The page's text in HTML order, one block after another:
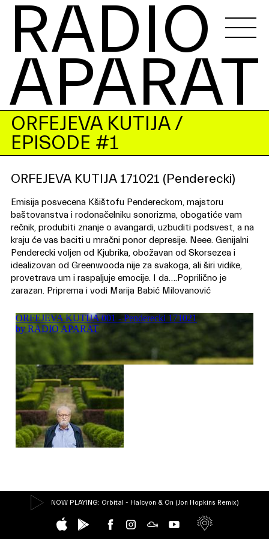
RADIO
APARAT
ORFEJEVA KUTIJA/
EPISODE #1
ORFEJEVA KUTIJA 171021 (Penderecki)
Emisija posvecena Kšištofu Pendereckom, majstoru
baštovanstva i rodonačelniku sonorizma, obogatiće vam
rečnik, produbiti znanje o avangardi, uzbuditi podsvest, a na
kraju će vas baciti u mračni ponor depresije. Neee. Genijalni
Penderecki voljen od Kjubrika, obožavan od Skorsezea i
idealizovan od Greenwooda nije za svakoga, ali širi vidike,
provetrava um i raspaljuje emocije. I da….Poprilično je
zarazan. Priprema i vodi Marija Babić Milovanović
NOW PLAYING: Orbital - Halcyon & On (Jon Hopkins Remix)